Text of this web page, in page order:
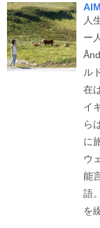
人
ー
ル
在
イ
ら
に
ウ
能
語
を